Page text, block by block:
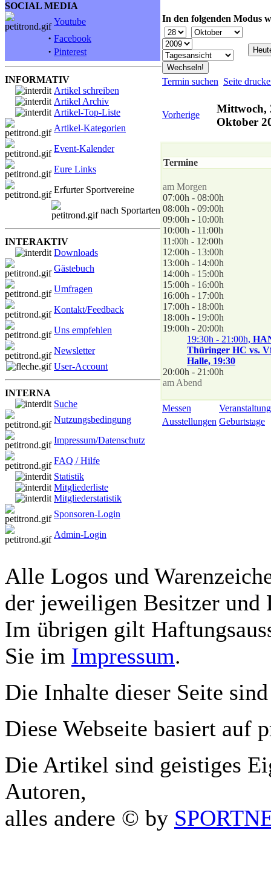
SOCIAL MEDIA
Youtube
· Facebook
· Pinterest
INFORMATIV
Artikel schreiben
Artikel Archiv
Artikel-Top-Liste
Artikel-Kategorien
Event-Kalender
Eure Links
Erfurter Sportvereine
nach Sportarten
INTERAKTIV
Downloads
Gästebuch
Umfragen
Kontakt/Feedback
Uns empfehlen
Newsletter
User-Account
INTERNA
Suche
Nutzungsbedingung
Impressum/Datenschutz
FAQ / Hilfe
Statistik
Mitgliederliste
Mitgliederstatistik
Sponsoren-Login
Admin-Login
In den folgenden Modus
Termin suchen Seite
Vorherige
Mittwoch,
Oktober
Termine
am Morgen
07:00h - 08:00h
08:00h - 09:00h
09:00h - 10:00h
10:00h - 11:00h
11:00h - 12:00h
12:00h - 13:00h
13:00h - 14:00h
14:00h - 15:00h
15:00h - 16:00h
16:00h - 17:00h
17:00h - 18:00h
18:00h - 19:00h
19:00h - 20:00h
19:30h - 21:00h,
Thüringer HC vs.
Halle, 19:30
20:00h - 21:00h
am Abend
Messen
Veranstaltung
Ausstellungen Geburtstage
Alle Logos und
der jeweiligen Besitzer und
Im übrigen gilt
Sie im Impressum.
Die Inhalte dieser Seite
Diese Webseite basiert auf
Die Artikel sind geistiges
Autoren,
alles andere © by